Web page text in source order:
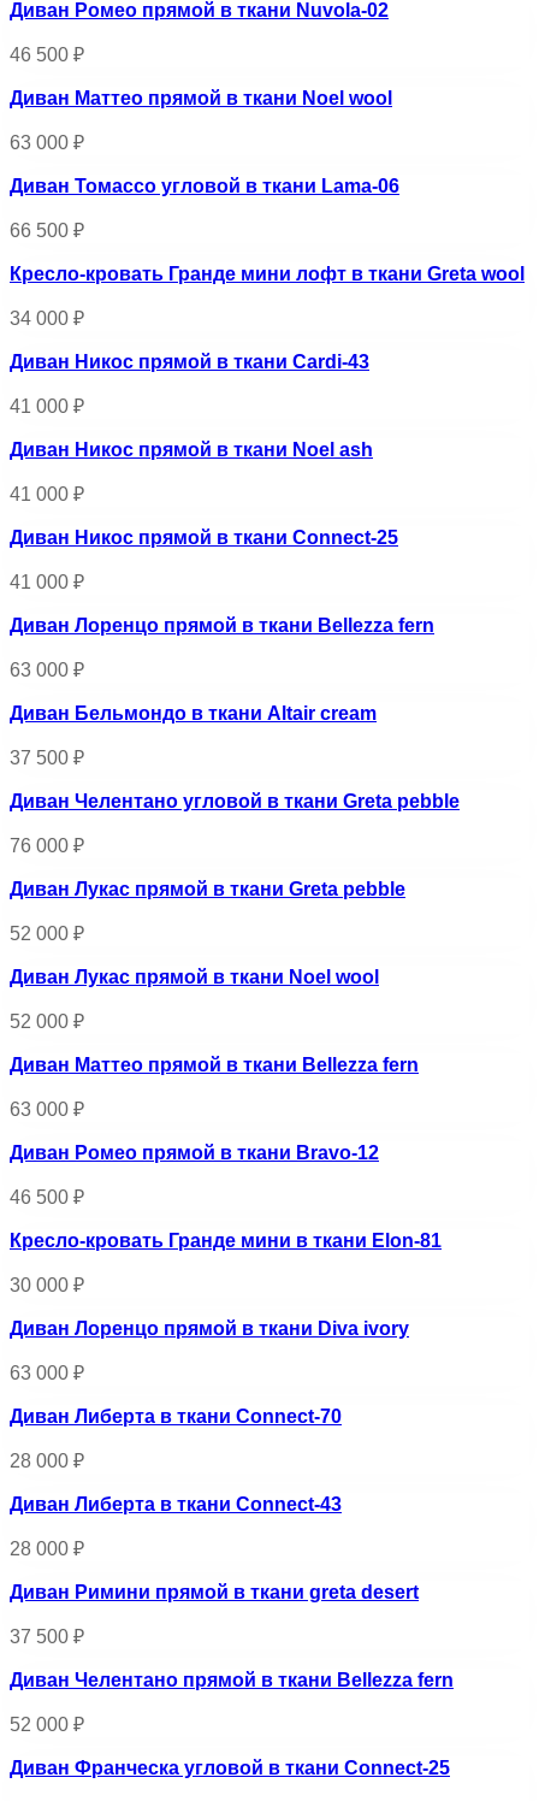
Диван Ромео прямой в ткани Nuvola-02
46 500 ₽
Диван Маттео прямой в ткани Noel wool
63 000 ₽
Диван Томассо угловой в ткани Lama-06
66 500 ₽
Кресло-кровать Гранде мини лофт в ткани Greta wool
34 000 ₽
Диван Никос прямой в ткани Cardi-43
41 000 ₽
Диван Никос прямой в ткани Noel ash
41 000 ₽
Диван Никос прямой в ткани Connect-25
41 000 ₽
Диван Лоренцо прямой в ткани Bellezza fern
63 000 ₽
Диван Бельмондо в ткани Altair cream
37 500 ₽
Диван Челентано угловой в ткани Greta pebble
76 000 ₽
Диван Лукас прямой в ткани Greta pebble
52 000 ₽
Диван Лукас прямой в ткани Noel wool
52 000 ₽
Диван Маттео прямой в ткани Bellezza fern
63 000 ₽
Диван Ромео прямой в ткани Bravo-12
46 500 ₽
Кресло-кровать Гранде мини в ткани Elon-81
30 000 ₽
Диван Лоренцо прямой в ткани Diva ivory
63 000 ₽
Диван Либерта в ткани Connect-70
28 000 ₽
Диван Либерта в ткани Connect-43
28 000 ₽
Диван Римини прямой в ткани greta desert
37 500 ₽
Диван Челентано прямой в ткани Bellezza fern
52 000 ₽
Диван Франческа угловой в ткани Connect-25